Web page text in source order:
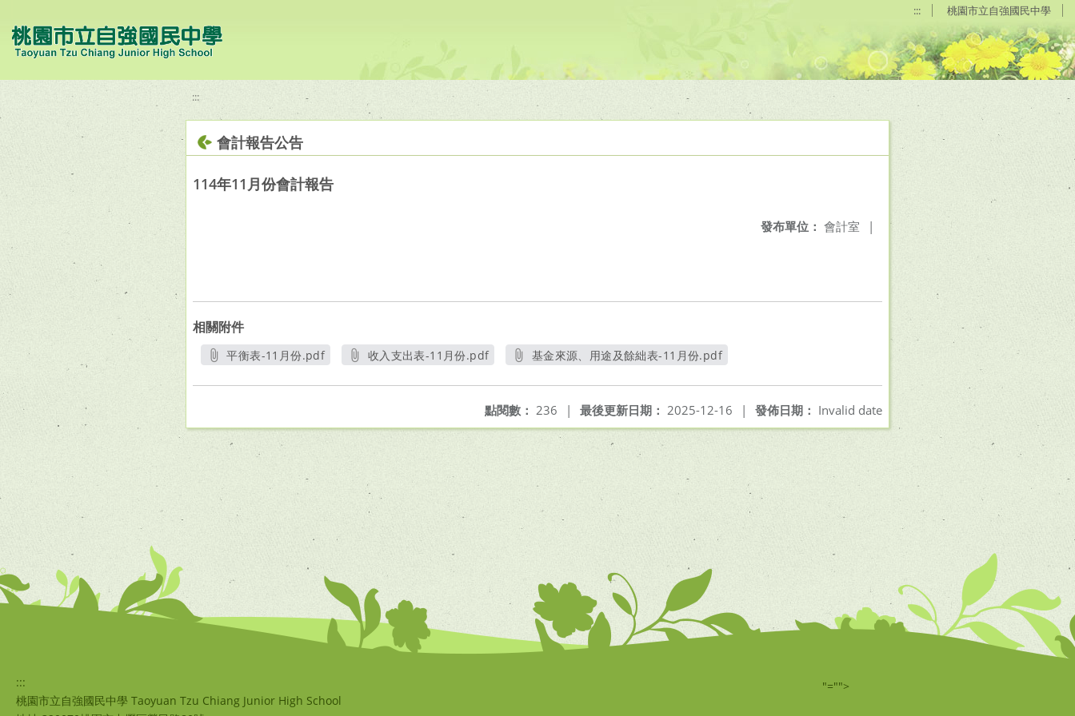
::: 桃園市立自強國民中學
:::
會計報告公告
114年11月份會計報告
發布單位： 會計室 |
相關附件
平衡表-11月份.pdf
收入支出表-11月份.pdf
基金來源、用途及餘絀表-11月份.pdf
發佈日期： Invalid date
最後更新日期： 2025-12-16 |
點閱數： 236 |
:::
桃園市立自強國民中學 Taoyuan Tzu Chiang Junior High School
"="">